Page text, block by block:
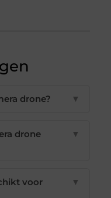
drone? ▼
drone
▼
voor
▼